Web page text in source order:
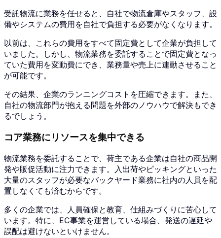
受託物流に業務を任せると、自社で物流倉庫やスタッフ、設
備やシステムの費用を自社で負担する必要がなくなります。
以前は、これらの費用をすべて固定費として企業が負担して
いました。しかし、物流業務を委託することで固定費となっ
ていた費用を変動費にでき、業務量や売上に連動させること
が可能です。
その結果、企業のランニングコストを圧縮できます。また、
自社の物流部門が抱える問題を外部のノウハウで解決もでき
るでしょう。
コア業務にリソースを集中できる
物流業務を委託することで、荷主である企業は自社の商品開
発や販促活動に注力できます。入出荷やピッキングといった
大量のスタッフが必要なバックヤード業務に社内の人員を配
置しなくても済むからです。
多くの企業では、人員確保と教育、仕組みづくりに苦心して
います。特に、EC事業を運営している場合、発送の遅延や
誤配は避けないといけません。